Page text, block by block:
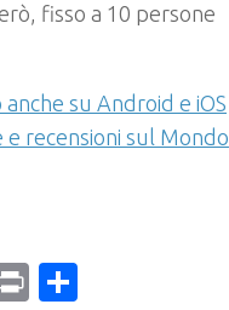
fisso a 10 persone
su Android e iOS
e recensioni sul Mondo
Print